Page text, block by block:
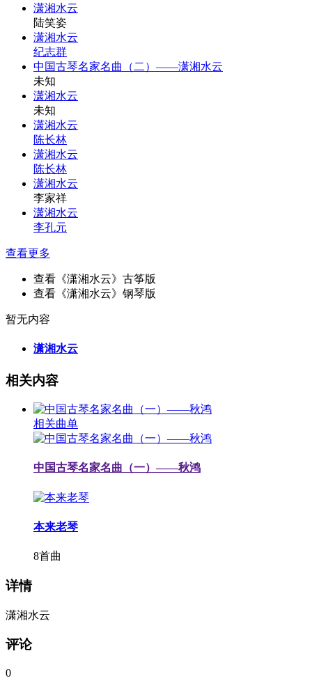
潇湘水云
陆笑姿
潇湘水云
纪志群
中国古琴名家名曲（二）——潇湘水云
未知
潇湘水云
未知
潇湘水云
陈长林
潇湘水云
陈长林
潇湘水云
李家祥
潇湘水云
李孔元
查看更多
查看《潇湘水云》古筝版
查看《潇湘水云》钢琴版
暂无内容
潇湘水云
相关内容
相关曲单
中国古琴名家名曲（一）——秋鸿
本来老琴
8首曲
详情
潇湘水云
评论
0